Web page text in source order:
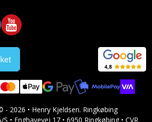
- 2026 • Henry Kjeldsen. Ringkøbing
• Enghavevej 17 • 6950 Ringkøbing • CVR